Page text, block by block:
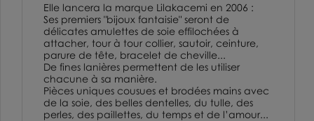
Elle lancera la marque Lilakacemi en 2006 :
Ses premiers "bijoux fantaisie" seront de
délicates amulettes de soie effilochées à
attacher, tour à tour collier, sautoir, ceinture,
parure de tête, bracelet de cheville...
De fines lanières permettent de les utiliser
chacune à sa manière.
Pièces uniques cousues et brodées mains avec
de la soie, des belles dentelles, du tulle, des
perles, des paillettes, du temps et de l’amour...